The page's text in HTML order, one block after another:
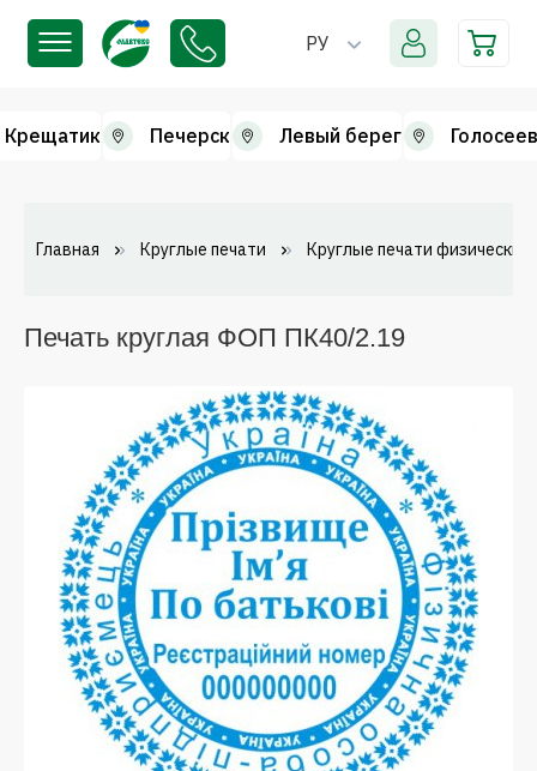
РУ
Крещатик Печерск Левый берег
Главная Круглые печати Круглые печати физических
Печать круглая ФОП ПК40/2.19